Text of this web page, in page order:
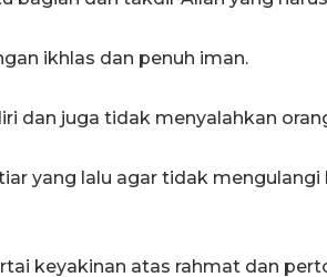
ikhlas dan penuh iman.
dan juga tidak menyalahkan
yang lalu agar tidak mengulangi
keyakinan atas rahmat dan